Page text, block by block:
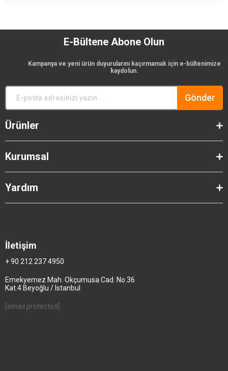
E-Bültene Abone Olun
Kampanya ve yeni ürün duyurularını kaçırmamak için e-bültenimize
kaydolun.
Gönder
Ürünler
Kurumsal
Yardım
İletişim
+ 90 212 237 4950
Emekyemez Mah. Okçumusa Cad. No.36
Kat.4 Beyoğlu / Istanbul
[email protected]